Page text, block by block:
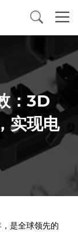
：3D
实现电
是全球领先的